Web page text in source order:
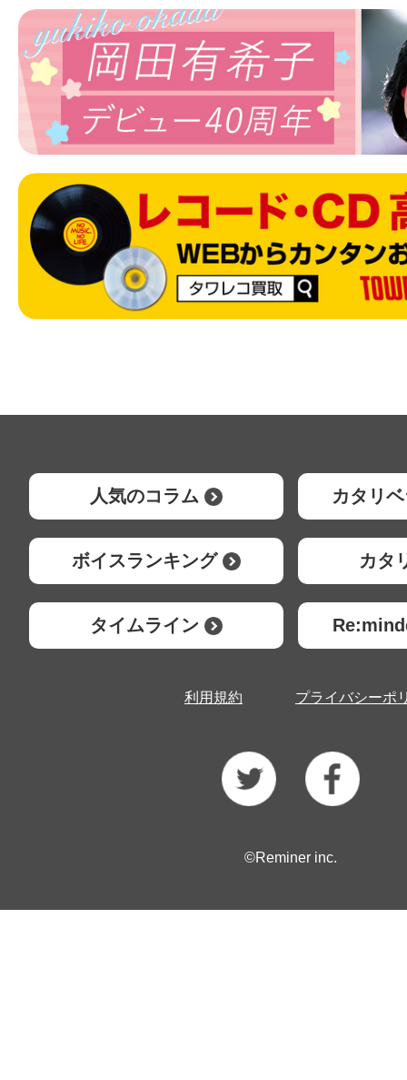
人気のコラム カタリ
ボイスランキング カタ
タイムライン
利用規約 プライバシーポ
©Reminer inc.